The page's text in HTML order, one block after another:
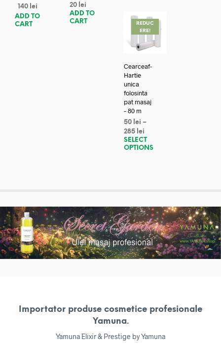
140 lei
ADD TO
CART
20 lei
ADD TO
CART
REDUC
ERE!
Cearceaf-
Hartie
unica
folosinta
pat masaj
– 80 m
50 lei –
285 lei
SELECT
OPTIONS
Importator produse cosmetice profesionale
Yamuna.
Yamuna Elixir & Prestige by Yamuna